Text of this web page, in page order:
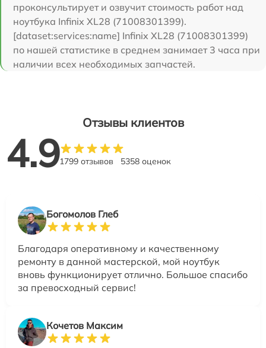
проконсультирует и озвучит стоимость работ над
ноутбука Infinix XL28 (71008301399).
[dataset:services:name] Infinix XL28 (71008301399)
по нашей статистике в среднем занимает 3 часа при
наличии всех необходимых запчастей.
Отзывы клиентов
4.91799 отзывов 5358 оценок
Богомолов Глеб
Благодаря оперативному и качественному
ремонту в данной мастерской, мой ноутбук
вновь функционирует отлично. Большое спасибо
за превосходный сервис!
Кочетов Максим